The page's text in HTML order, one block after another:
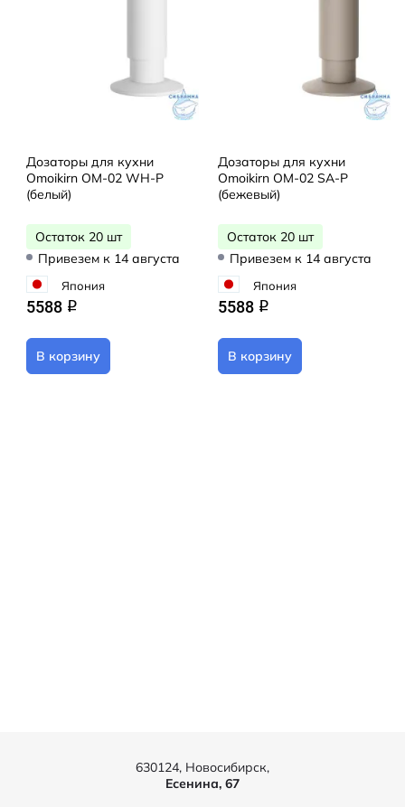
Дозаторы для кухни
Omoikirn OM-02 WH-P
(белый)
Остаток 20 шт
Привезем к 14 августа
Япония
5588 q
В корзину
Дозаторы для кухни
Omoikirn OM-02 SA-P
(бежевый)
Остаток 20 шт
Привезем к 14 августа
Япония
5588 q
В корзину
630124, Новосибирск,
Есенина, 67